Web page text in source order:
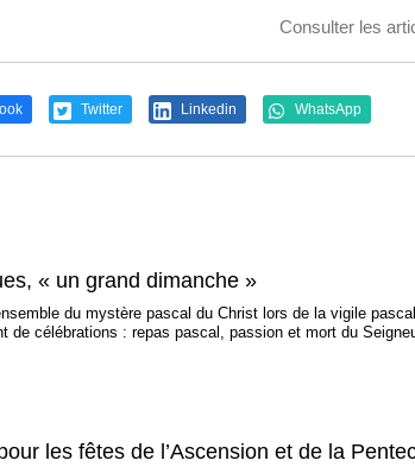
Consulter les
Twitter Linkedin WhatsApp
« un grand dimanche »
du mystère pascal du Christ lors de la vigile
de célébrations : repas pascal, passion et mort du
les fêtes de l’Ascension et de la